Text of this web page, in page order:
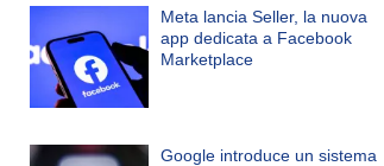
Meta lancia Seller, la nuova
app dedicata a Facebook
Marketplace
Google introduce un sistema